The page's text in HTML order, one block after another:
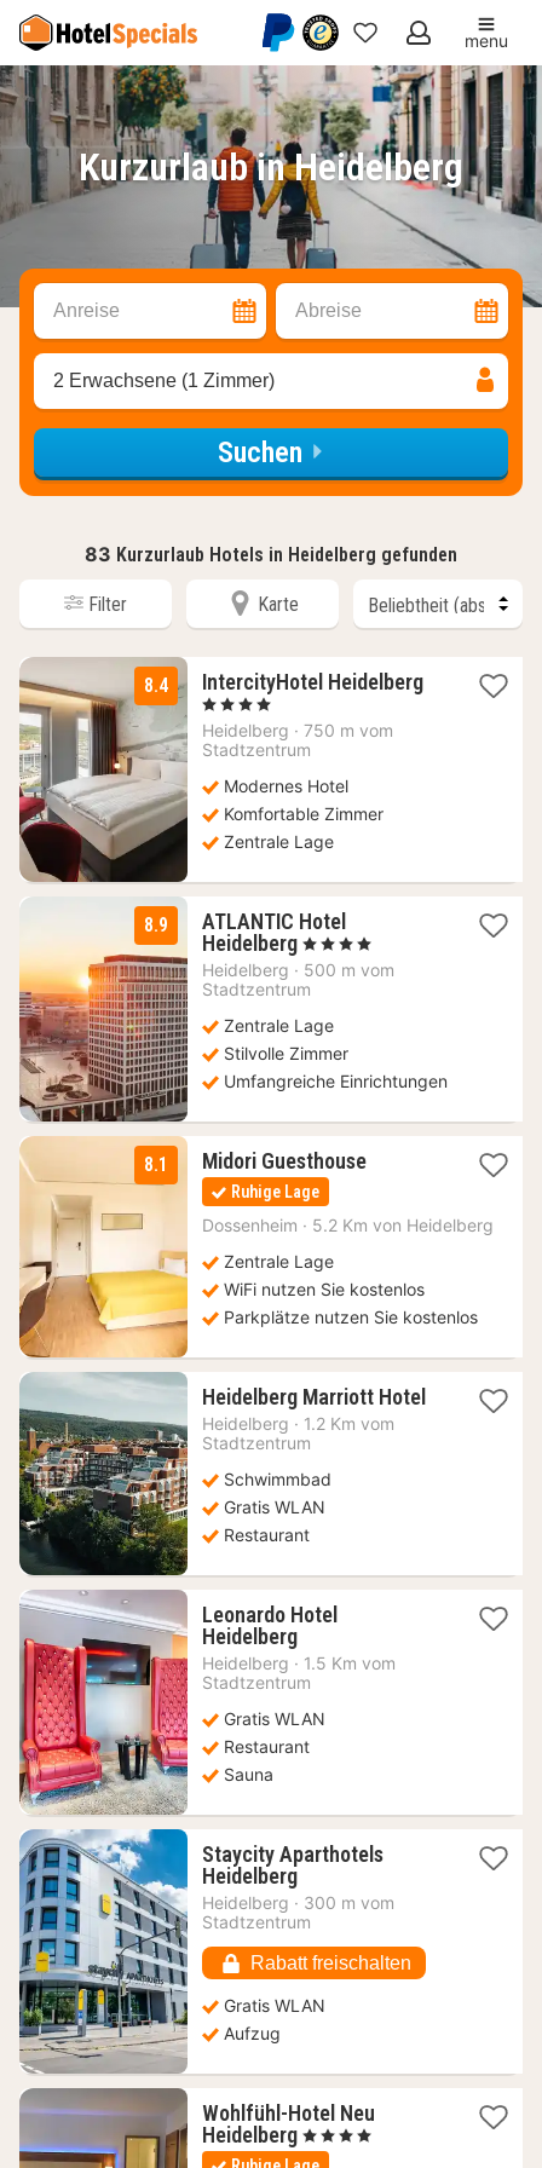
Meine
Favoriten
menu
Kurzurlaub in Heidelberg
Anreise Abreise
2 Erwachsene (1 Zimmer)
Suchen
83 Kurzurlaub Hotels in Heidelberg gefunden
Filter Karte
8.4 IntercityHotel Heidelberg1
, 4 Sterne
Heidelberg · 750 m vom
Stadtzentrum
Modernes Hotel
Komfortable Zimmer
Zentrale Lage
8.9
ATLANTIC Hotel
Heidelberg 1
Nacht
ab
€
, 4 Sterne
Heidelberg · 500 m vom
Stadtzentrum
Zentrale Lage
Stilvolle Zimmer
Umfangreiche Einrichtungen
8.1 Midori Guesthouse1
114
Ruhige Lage
Dossenheim · 5.2 Km von Heidelberg
Zentrale Lage
WiFi nutzen Sie kostenlos
Parkplätze nutzen Sie kostenlos
Heidelberg Marriott Hotel1
Heidelberg · 1.2 Km vom
Stadtzentrum
Schwimmbad
Gratis WLAN
Restaurant
Leonardo Hotel
Heidelberg1
Nacht
ab
€
Heidelberg · 1.5 Km vom
Stadtzentrum
Gratis WLAN
Restaurant
Sauna
Staycity Aparthotels
Heidelberg1
Nacht
ab
€
Heidelberg · 300 m vom
Stadtzentrum
Rabatt freischalten
Gratis WLAN
Aufzug
Wohlfühl-Hotel Neu
Heidelberg 1
Nacht
, 4 Sterne